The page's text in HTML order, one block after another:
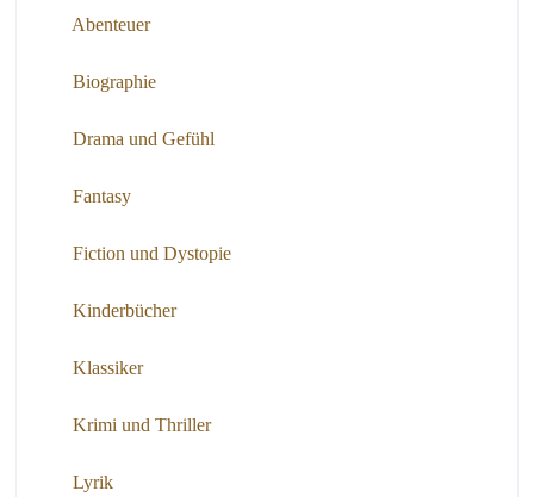
Abenteuer
Biographie
Drama und Gefühl
Fantasy
Fiction und Dystopie
Kinderbücher
Klassiker
Krimi und Thriller
Lyrik